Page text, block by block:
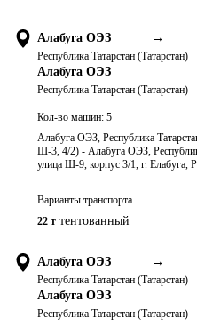
Алабуга ОЭЗ →
Республика Татарстан (Татарстан)
Алабуга ОЭЗ
Республика Татарстан (Татарстан)
Кол-во машин: 5
Алабуга ОЭЗ, Республика
Ш-3, 4/2) - Алабуга ОЭЗ,
улица Ш-9, корпус 3/1, г. Елабуга,
Варианты транспорта
22 т тентованный
Алабуга ОЭЗ →
Республика Татарстан (Татарстан)
Алабуга ОЭЗ
Республика Татарстан (Татарстан)